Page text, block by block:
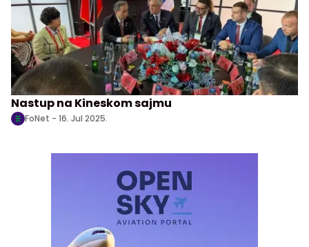
Nastup na Kineskom sajmu
FoNet - 16. Jul 2025.